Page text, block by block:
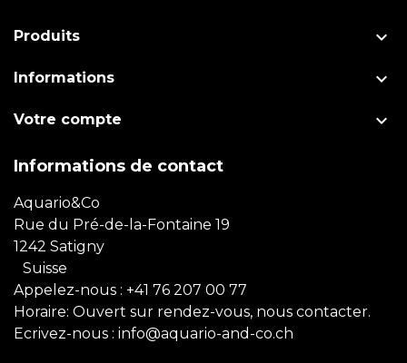
Produits 
Informations 
Votre compte 
Informations de contact
Aquario&Co
Rue du Pré-de-la-Fontaine 19
1242 Satigny
Suisse
Appelez-nous : +41 76 207 00 77
Horaire: Ouvert sur rendez-vous, nous contacter.
Ecrivez-nous : info@aquario-and-co.ch